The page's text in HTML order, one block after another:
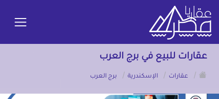
عقارات للبيع في برج العرب
/
عقارات / الإسكندرية / برج العرب